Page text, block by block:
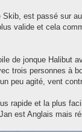
est passé sur
valide et cela
de jonque Halibut
trois personnes à
peu agité, vent
rapide et la plus
est Anglais mais